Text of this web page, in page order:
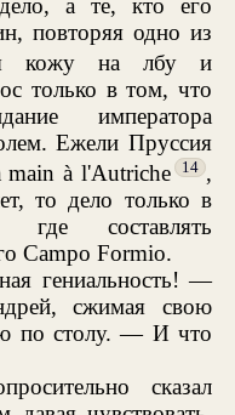
повторяя одно из
кожу на лбу и
только в том, что
императора
Ежели Пруссия
main à l'Autriche
14 ,
то дело только в
составлять
Campo Formio.
гениальность! —
сжимая свою
по столу. — И что
сказал